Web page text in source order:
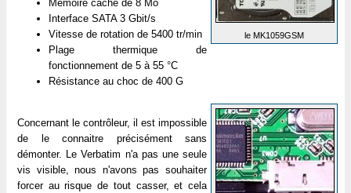
le MK1059GSM
Mémoire cache de 8 Mo
Interface SATA 3 Gbit/s
Vitesse de rotation de 5400 tr/min
Plage thermique de
fonctionnement de 5 à 55 °C
Résistance au choc de 400 G
Concernant le contrôleur, il est impossible
de le connaitre précisément sans
démonter. Le Verbatim n'a pas une seule
vis visible, nous n'avons pas souhaiter
forcer au risque de tout casser, et cela